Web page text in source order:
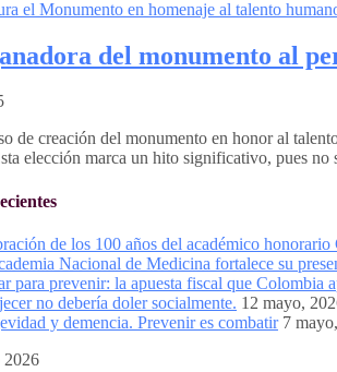
del monumento al
de creación del monumento en honor al
elección marca un hito significativo, pues no
de los 100 años del académico
Nacional de Medicina fortalece su
para prevenir: la apuesta fiscal que Colombia
no debería doler socialmente. 12 mayo,
y demencia. Prevenir es combatir 7
2026